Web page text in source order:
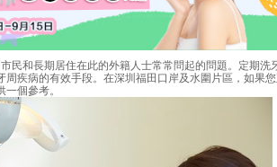
和長期居住在此的外籍人士常常問起的問題。定期洗
疾病的有效手段。在深圳福田口岸及水圍片區，如果
個參考。